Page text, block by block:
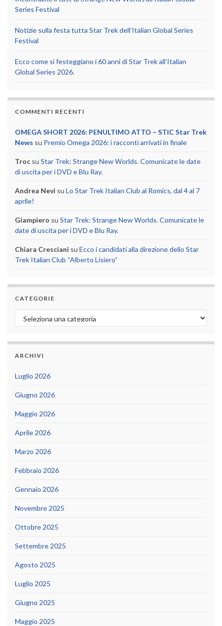
Series Festival
Notizie sulla festa tutta Star Trek dell’Italian Global Series
Festival
Ecco come si festeggiano i 60 anni di Star Trek all’Italian
Global Series 2026.
COMMENTI RECENTI
OMEGA SHORT 2026: PENULTIMO ATTO – STIC Star Trek
News su Premio Omega 2026: i racconti arrivati in finale
Troc su Star Trek: Strange New Worlds. Comunicate le date
di uscita per i DVD e Blu Ray.
Andrea Nevi su Lo Star Trek Italian Club al Romics, dal 4 al 7
aprile!
Giampiero su Star Trek: Strange New Worlds. Comunicate le
date di uscita per i DVD e Blu Ray.
Chiara Cresciani su Ecco i candidati alla direzione dello Star
Trek Italian Club “Alberto Lisiero”
CATEGORIE
Categorie
ARCHIVI
Luglio 2026
Giugno 2026
Maggio 2026
Aprile 2026
Marzo 2026
Febbraio 2026
Gennaio 2026
Novembre 2025
Ottobre 2025
Settembre 2025
Agosto 2025
Luglio 2025
Giugno 2025
Maggio 2025